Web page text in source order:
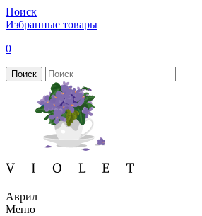
Поиск
Избранные товары
0
Поиск
Аврил
Меню